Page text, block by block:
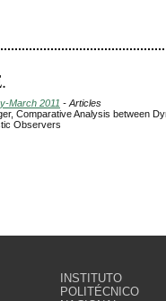
March 2011 - Articles
Comparative Analysis between
Observers
INSTITUTO
POLITÉCNICO